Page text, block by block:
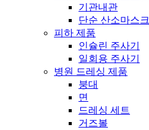
기관내관
단순 산소마스크
피하 제품
인슐린 주사기
일회용 주사기
병원 드레싱 제품
붕대
면
드레싱 세트
거즈볼